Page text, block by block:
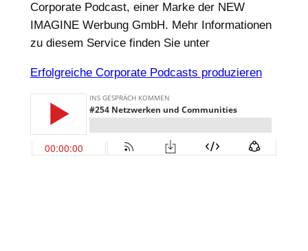
Corporate Podcast, einer Marke der NEW
IMAGINE Werbung GmbH. Mehr Informationen
zu diesem Service finden Sie unter
Erfolgreiche Corporate Podcasts produzieren